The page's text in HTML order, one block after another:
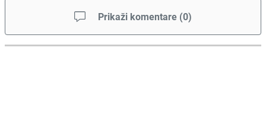
Prikaži komentare (0)